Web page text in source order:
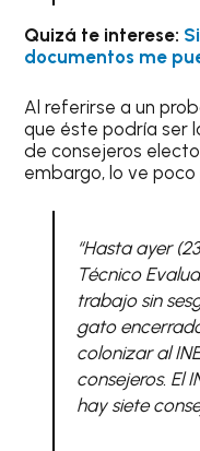
Quizá te interese:
documentos me
Al referirse a un
que éste podría ser
de consejeros
embargo, lo ve
“Hasta ayer
Técnico
trabajo sin
gato
colonizar al
consejeros. El
hay siete